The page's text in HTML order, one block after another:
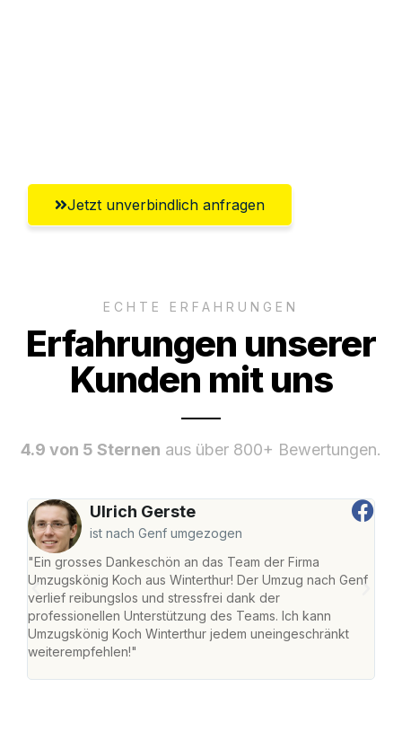
Jetzt unverbindlich anfragen
ECHTE ERFAHRUNGEN
Erfahrungen unserer
Kunden mit uns
4.9 von 5 Sternen aus über 800+ Bewertungen.
Ulrich Gerste
ist nach Genf umgezogen
"Ein grosses Dankeschön an das Team der Firma
Umzugskönig Koch aus Winterthur! Der Umzug nach Genf
verlief reibungslos und stressfrei dank der
professionellen Unterstützung des Teams. Ich kann
Umzugskönig Koch Winterthur jedem uneingeschränkt
weiterempfehlen!"